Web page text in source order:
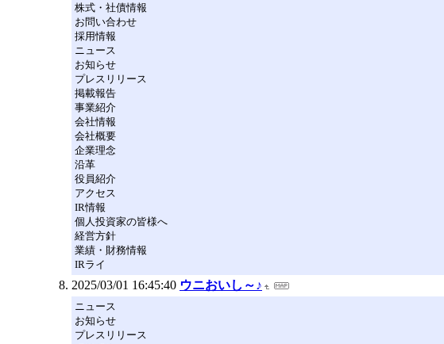
株式・社債情報
お問い合わせ
採用情報
ニュース
お知らせ
プレスリリース
掲載報告
事業紹介
会社情報
会社概要
企業理念
沿革
役員紹介
アクセス
IR情報
個人投資家の皆様へ
経営方針
業績・財務情報
IRライ
2025/03/01 16:45:40 ウニおいし～♪
ニュース
お知らせ
プレスリリース